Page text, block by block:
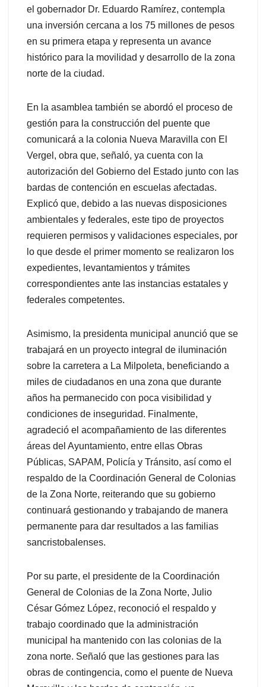
el gobernador Dr. Eduardo Ramírez, contempla
una inversión cercana a los 75 millones de pesos
en su primera etapa y representa un avance
histórico para la movilidad y desarrollo de la zona
norte de la ciudad.
En la asamblea también se abordó el proceso de
gestión para la construcción del puente que
comunicará a la colonia Nueva Maravilla con El
Vergel, obra que, señaló, ya cuenta con la
autorización del Gobierno del Estado junto con las
bardas de contención en escuelas afectadas.
Explicó que, debido a las nuevas disposiciones
ambientales y federales, este tipo de proyectos
requieren permisos y validaciones especiales, por
lo que desde el primer momento se realizaron los
expedientes, levantamientos y trámites
correspondientes ante las instancias estatales y
federales competentes.
Asimismo, la presidenta municipal anunció que se
trabajará en un proyecto integral de iluminación
sobre la carretera a La Milpoleta, beneficiando a
miles de ciudadanos en una zona que durante
años ha permanecido con poca visibilidad y
condiciones de inseguridad. Finalmente,
agradeció el acompañamiento de las diferentes
áreas del Ayuntamiento, entre ellas Obras
Públicas, SAPAM, Policía y Tránsito, así como el
respaldo de la Coordinación General de Colonias
de la Zona Norte, reiterando que su gobierno
continuará gestionando y trabajando de manera
permanente para dar resultados a las familias
sancristobalenses.
Por su parte, el presidente de la Coordinación
General de Colonias de la Zona Norte, Julio
César Gómez López, reconoció el respaldo y
trabajo coordinado que la administración
municipal ha mantenido con las colonias de la
zona norte. Señaló que las gestiones para las
obras de contingencia, como el puente de Nueva